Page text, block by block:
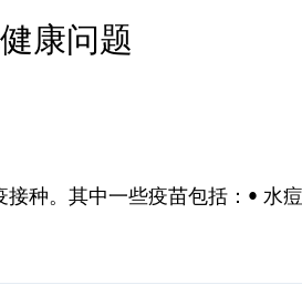
康问题
种。其中一些疫苗包括：• 水
于65岁及以上的成年人，以及